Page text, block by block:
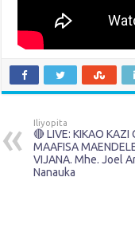
Iliyopita
🔴 LIVE: KIKAO KAZI
MAAFISA
VIJANA. Mhe. Joel
Nanauka